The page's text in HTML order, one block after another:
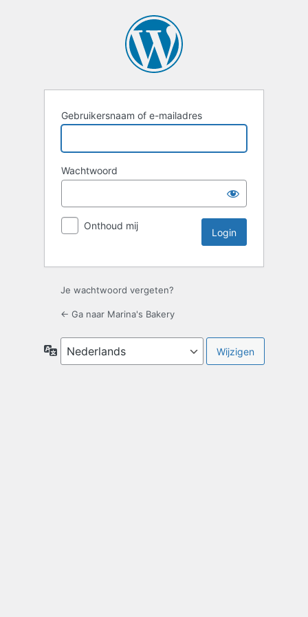
Gebruikersnaam of e-mailadres
Wachtwoord
Onthoud mij
Je wachtwoord vergeten?
← Ga naar Marina's Bakery
Taal